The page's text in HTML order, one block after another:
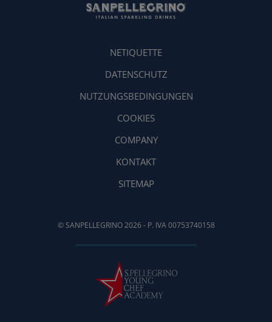
NETIQUETTE
DATENSCHUTZ
NUTZUNGSBEDINGUNGEN
COOKIES
COMPANY
KONTAKT
SITEMAP
© SANPELLEGRINO 2026 - P. IVA 00753740158